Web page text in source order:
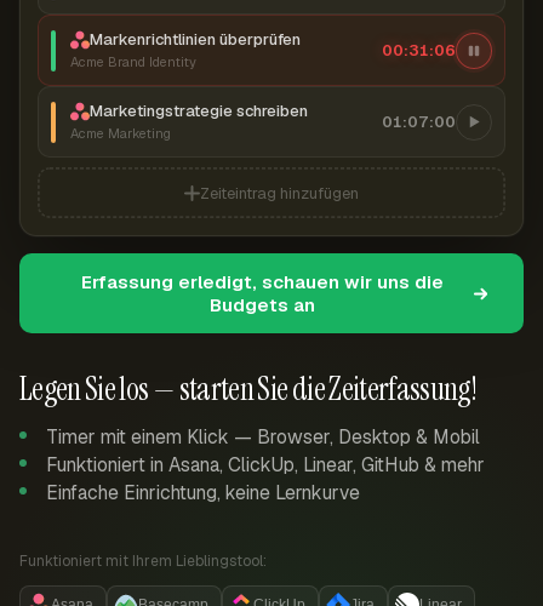
Legen Sie los — starten Sie die Zeiterfassung!
Timer mit einem Klick — Browser, Desktop & Mobil
Funktioniert in Asana, ClickUp, Linear, GitHub & mehr
Einfache Einrichtung, keine Lernkurve
Funktioniert mit Ihrem Lieblingstool:
Markenrichtlinien überprüfen
Acme Brand Identity
00:31:07
Marketingstrategie schreiben
Acme Marketing
01:07:00
Zeiteintrag hinzufügen
Erfassung erledigt, schauen wir uns die
Budgets an